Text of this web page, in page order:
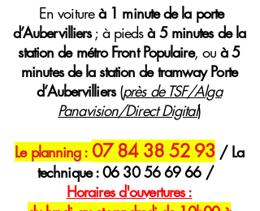
En voitureà 1 minute de la porte
d’Aubervilliers; à piedsà 5 minutes de la
station de métro Front Populaire, ouà 5
minutes de la station de tramway Porte
d’Aubervilliers(près de TSF/Alga
Panavision/Direct Digital)
Le planning : 07 84 38 52 93 / La
technique :06 30 56 69 66/
Horairesd'ouvertures :